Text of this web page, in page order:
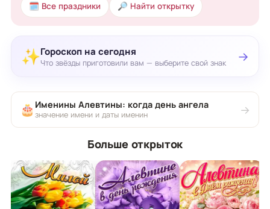
🗓 Все праздники 🔎 Найти открытку
✨Гороскоп на сегодня
Что звёзды приготовили вам — выберите свой знак →
🎂 Именины Алевтины: когда день ангела
значение имени и даты именин →
Больше открыток